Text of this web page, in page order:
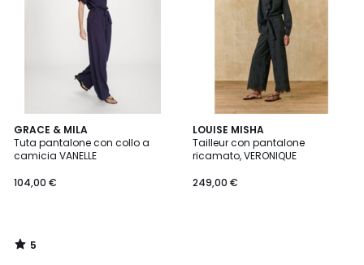
GRACE & MILA
Tuta pantalone con collo a
camicia VANELLE
104,00 €
5
/
5
5
/
LOUISE MISHA
Tailleur con pantalone
ricamato, VERONIQUE
249,00 €